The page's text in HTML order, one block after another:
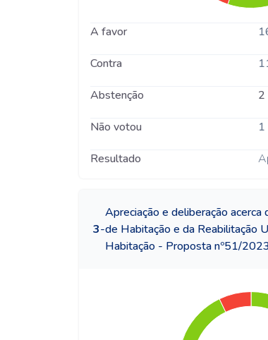
A favor
Contra
Abstenção 2
Não votou 1
Resultado
3-
Apreciação e deliberação
de Habitação e da Reabilitação
Habitação - Proposta nº51/